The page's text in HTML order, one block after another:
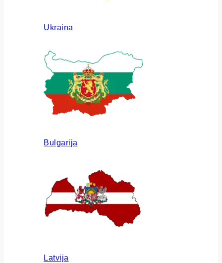
Ukraina
Bulgarija
Latvija